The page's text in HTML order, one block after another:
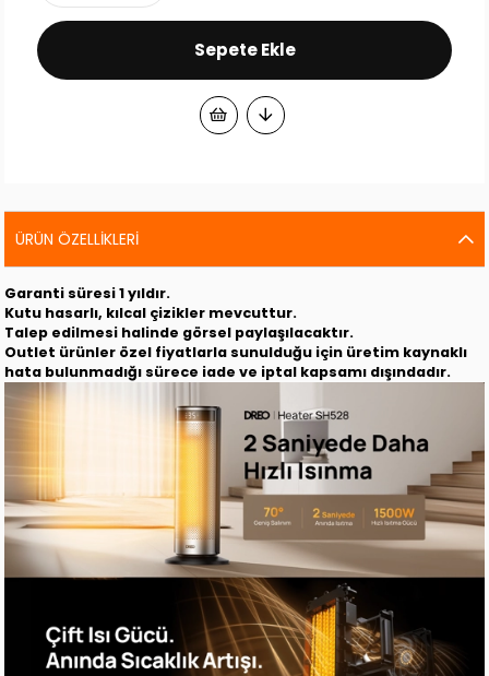
ÜRÜN ÖZELLIKLERI
Garanti süresi 1 yıldır.
Kutu hasarlı, kılcal çizikler mevcuttur.
Talep edilmesi halinde görsel paylaşılacaktır.
Outlet ürünler özel fiyatlarla sunulduğu için üretim kaynaklı
hata bulunmadığı sürece iade ve iptal kapsamı dışındadır.